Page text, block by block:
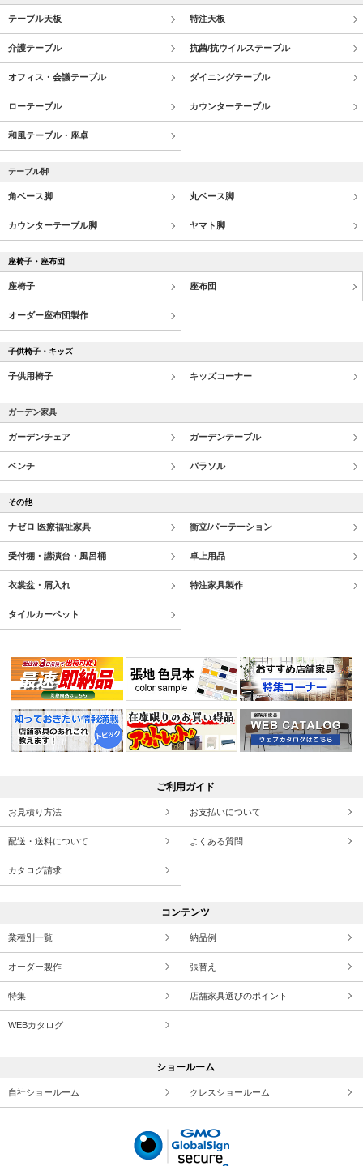
テーブル天板 特注天板
介護テーブル 抗菌/抗ウイルステーブル
オフィス・会議テーブル ダイニングテーブル
ローテーブル カウンターテーブル
和風テーブル・座卓
テーブル脚
角ベース脚 丸ベース脚
カウンターテーブル脚 ヤマト脚
座椅子・座布団
座椅子 座布団
オーダー座布団製作
子供椅子・キッズ
子供用椅子 キッズコーナー
ガーデン家具
ガーデンチェア ガーデンテーブル
ベンチ パラソル
その他
ナゼロ 医療福祉家具 衝立/パーテーション
受付棚・講演台・風呂桶 卓上用品
衣裳盆・屑入れ 特注家具製作
タイルカーペット
ご利用ガイド
お見積り方法 お支払いについて
配送・送料について よくある質問
カタログ請求
コンテンツ
業種別一覧 納品例
オーダー製作 張替え
特集 店舗家具選びのポイント
WEBカタログ
ショールーム
自社ショールーム クレスショールーム